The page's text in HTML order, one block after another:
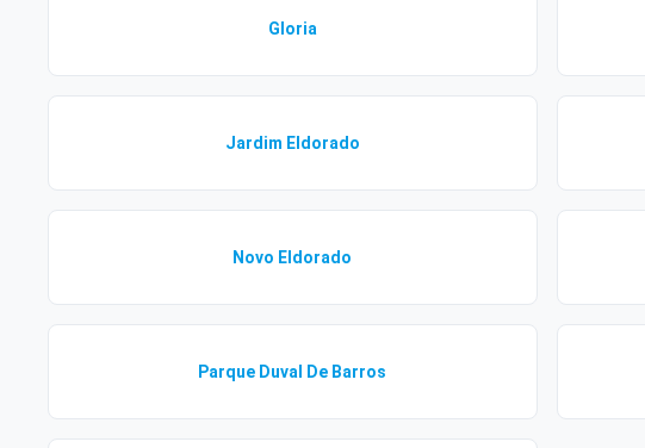
Gloria
Jardim Eldorado
Novo Eldorado
Parque Duval De Barros